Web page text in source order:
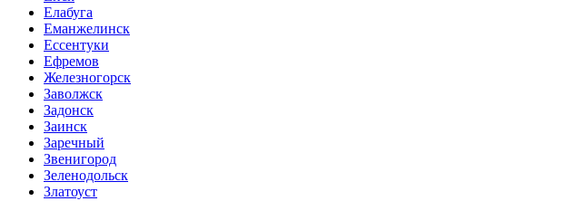
Елабуга
Еманжелинск
Ессентуки
Ефремов
Железногорск
Заволжск
Задонск
Заинск
Заречный
Звенигород
Зеленодольск
Златоуст